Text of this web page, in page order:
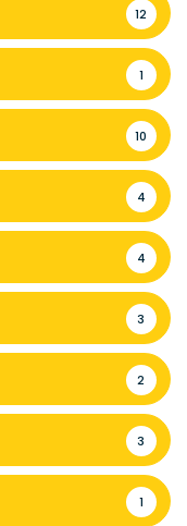
12
1
10
4
4
3
2
3
1